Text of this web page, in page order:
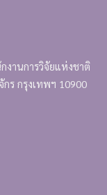
งานการวิจัยแห่งชาติ
ร กรุงเทพฯ 10900